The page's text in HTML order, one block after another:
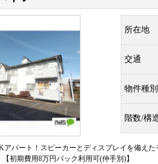
所在地
交通
物件種別
階数/構
パート！スピーカーとディスプレイを備え
【初期費用8万円パック利用可(仲手別)】